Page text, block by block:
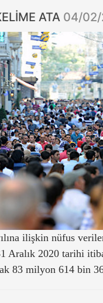
ATA 04/02/
ilişkin nüfus
Aralık 2020 tarihi
83 milyon 614 bin